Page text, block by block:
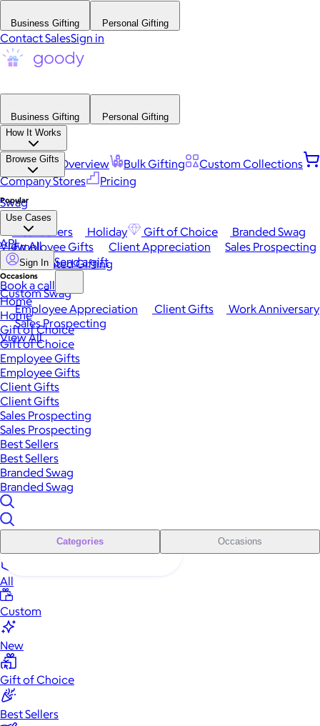
Business Gifting Personal Gifting
Contact SalesSign in
Business Gifting
Personal Gifting
How It Works
Platform Overview Bulk Gifting
Custom Collections
Company Stores
Pricing
Browse Gifts
Popular
Best Sellers Holiday Gift of Choice
Branded Swag
View All
Occasions
Employee Appreciation Client Gifts
Work Anniversary
Sales Prospecting
View All
Swag
Use Cases
Employee Gifts Client Appreciation
Sales Prospecting
Automated Gifting
Custom Swag
API
Sign In Send a gift
Book a call
Home
Home
Gift of Choice
Gift of Choice
Employee Gifts
Employee Gifts
Client Gifts
Client Gifts
Sales Prospecting
Sales Prospecting
Best Sellers
Best Sellers
Branded Swag
Branded Swag
Categories Occasions
All
Custom
New
Gift of Choice
Best Sellers